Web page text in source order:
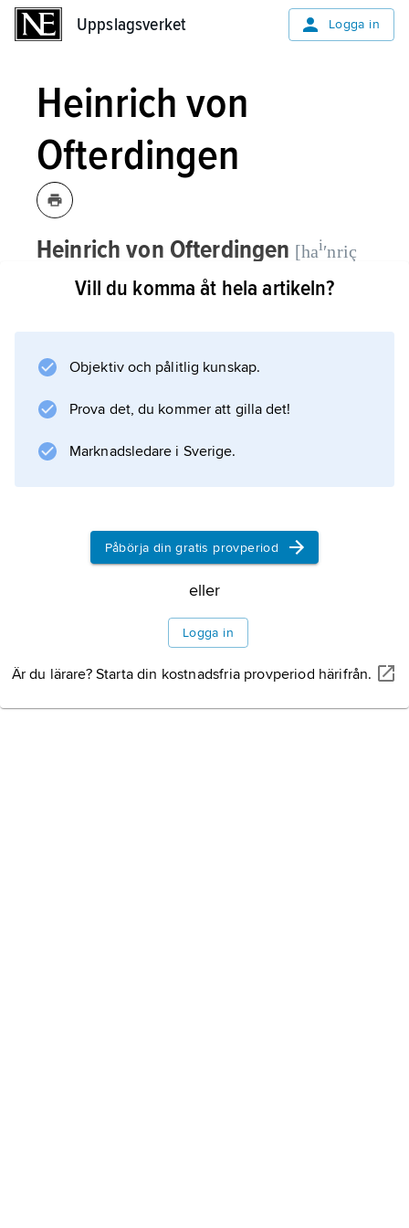
Uppslagsverket Logga in
Heinrich von
Ofterdingen
Heinrich von Ofterdingen [haiʹnriç
fɔnɔʹftɐdiŋən],medeltida tysk sagofigur.
Wartburg’, ca 1260). Redan i slutet av 1200-
talet behandlades Heinrich von Ofterdingen
som en historisk gestalt.
Vill du komma åt hela artikeln?
Objektiv och pålitlig kunskap.
Prova det, du kommer att gilla det!
Marknadsledare i Sverige.
Påbörja din gratis provperiod
eller
Logga in
Är du lärare? Starta din kostnadsfria provperiod härifrån.